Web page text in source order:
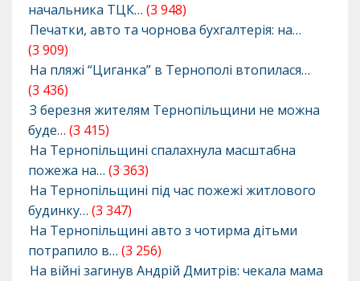
начальника ТЦК… (3 948)
Печатки, авто та чорнова бухгалтерія: на…
(3 909)
На пляжі “Циганка” в Тернополі втопилася…
(3 436)
З березня жителям Тернопільщини не можна
буде… (3 415)
На Тернопільщині спалахнула масштабна
пожежа на… (3 363)
На Тернопільщині під час пожежі житлового
будинку… (3 347)
На Тернопільщині авто з чотирма дітьми
потрапило в… (3 256)
На війні загинув Андрій Дмитрів: чекала мама